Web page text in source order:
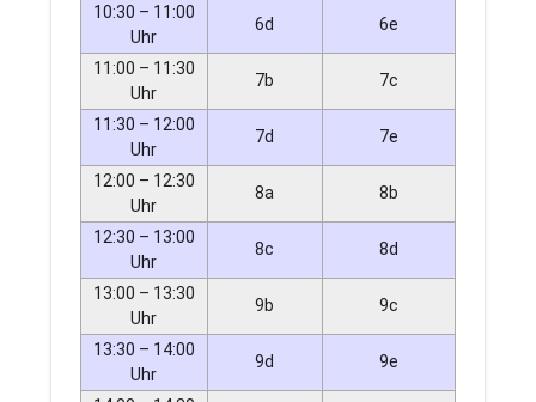
10:30 – 11:00
Uhr
6d 6e
11:00 – 11:30
Uhr
7b 7c
11:30 – 12:00
Uhr
7d 7e
12:00 – 12:30
Uhr
8a 8b
12:30 – 13:00
Uhr
8c 8d
13:00 – 13:30
Uhr
9b 9c
13:30 – 14:00
Uhr
9d 9e